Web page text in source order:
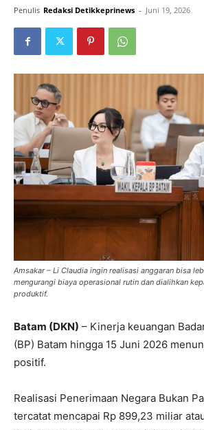
Penulis Redaksi Detikkeprinews - Juni 19, 2026
Amsakar – Li Claudia ingin realisasi anggaran bisa
mengurangi biaya operasional rutin dan dialihkan
produktif.
Batam (DKN) – Kinerja keuangan
(BP) Batam hingga 15 Juni 2026
positif.
Realisasi Penerimaan Negara Bukan
tercatat mencapai Rp 899,23 miliar